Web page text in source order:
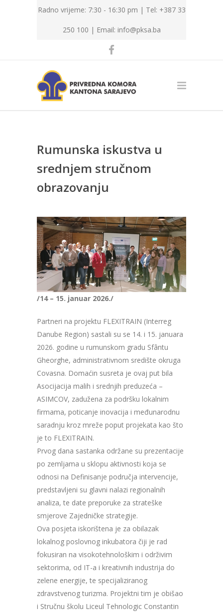
Radno vrijeme: 7:30 - 16:30 pm | Tel: +387 33
250 100 | Email: info@pksa.ba
Rumunska iskustva u
srednjem stručnom
obrazovanju
/14 – 15. januar 2026./
Partneri na projektu FLEXITRAIN (Interreg
Danube Region) sastali su se 14. i 15. januara
2026. godine u rumunskom gradu Sfântu
Gheorghe, administrativnom središte okruga
Covasna. Domaćin susreta je ovaj put bila
Asocijacija malih i srednjih preduzeća –
ASIMCOV, zadužena za podršku lokalnim
firmama, poticanje inovacija i međunarodnu
saradnju kroz mreže poput projekata kao što
je to FLEXITRAIN.
Prvog dana sastanka održane su prezentacije
po zemljama u sklopu aktivnosti koja se
odnosi na Definisanje područja intervencije,
predstavljeni su glavni nalazi regionalnih
analiza, te date preporuke za strateške
smjerove Zajedničke strategije.
Ova posjeta iskorištena je za obilazak
lokalnog poslovnog inkubatora čiji je rad
fokusiran na visokotehnološkim i održivim
sektorima, od IT-a i kreativnih industrija do
zelene energije, te specijaliziranog
zdravstvenog turizma. Projektni tim je obišao
i Stručnu školu Liceul Tehnologic Constantin